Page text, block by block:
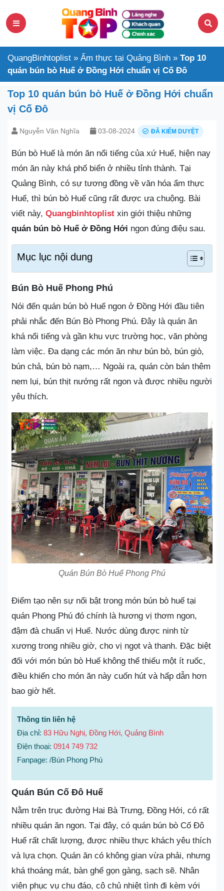
QuangBinhtoplist » Ẩm thực tại Quảng Bình » Top 10
quán bún bò Huế ở Đồng Hới chuẩn vị Cố Đô
Top 10 quán bún bò Huế ở Đồng Hới chuẩn
vị Cố Đô
Nguyễn Văn Nghĩa 03-08-2024 ĐÃ KIỂM DUYỆT
Bún bò Huế là món ăn nổi tiếng của xứ Huế, hiện nay
món ăn này khá phố biển ở nhiều tỉnh thành. Tại
Quảng Bình, có sự tương đồng về văn hóa ẩm thực
Huế, thì bún bò Huế cũng rất được ưa chuộng. Bài
viết này, Quangbinhtoplist xin giới thiệu những
quán bún bò Huế ở Đồng Hới ngon đúng điệu sau.
Mục lục nội dung
Bún Bò Huế Phong Phú
Nói đến quán bún bò Huế ngon ở Đồng Hới đầu tiên
phải nhắc đến Bún Bò Phong Phú. Đây là quán ăn
khá nổi tiếng và gần khu vực trường học, văn phòng
làm việc. Đa dạng các món ăn như bún bò, bún giò,
bún chả, bún bò nạm,… Ngoài ra, quán còn bán thêm
nem lụi, bún thịt nướng rất ngon và được nhiều người
yêu thích.
Quán Bún Bò Huế Phong Phú
Điểm tạo nên sự nổi bật trong món bún bò huế tại
quán Phong Phú đó chính là hương vị thơm ngon,
đậm đà chuẩn vị Huế. Nước dùng được ninh từ
xương trong nhiều giờ, cho vị ngọt và thanh. Đặc biệt
đối với món bún bò Huế không thể thiếu một ít ruốc,
điều khiến cho món ăn này cuốn hút và hấp dẫn hơn
bao giờ hết.
Thông tin liên hệ
Địa chỉ: 83 Hữu Nghị, Đồng Hới, Quảng Bình
Điện thoại: 0914 749 732
Fanpage: /Bún Phong Phú
Quán Bún Cố Đô Huế
Nằm trên trục đường Hai Bà Trưng, Đồng Hới, có rất
nhiều quán ăn ngon. Tại đây, có quán bún bò Cố Đô
Huế rất chất lượng, được nhiều thực khách yêu thích
và lựa chọn. Quán ăn có không gian vừa phải, nhưng
khá thoáng mát, bàn ghế gọn gàng, sạch sẽ. Nhân
viên phục vụ chu đáo, cô chủ nhiệt tình đi kèm với